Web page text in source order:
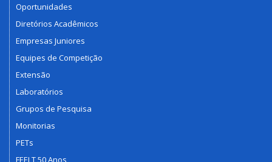
Oportunidades
Diretórios Acadêmicos
Empresas Juniores
Equipes de Competição
Extensão
Laboratórios
Grupos de Pesquisa
Monitorias
PETs
FEELT 50 Anos